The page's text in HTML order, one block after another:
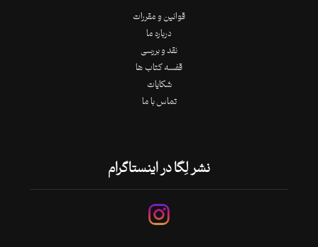
قوانین و مقررات
درباره ما
نقد و بررسی
قفسه کتاب ها
شکایات
تماس با ما
نشر لِگا در اینستاگرام